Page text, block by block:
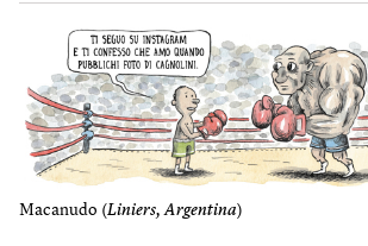
Macanudo (Liniers, Argentina)